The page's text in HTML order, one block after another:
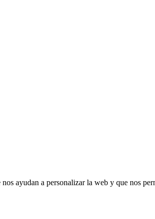
ayudan a personalizar la web y que nos